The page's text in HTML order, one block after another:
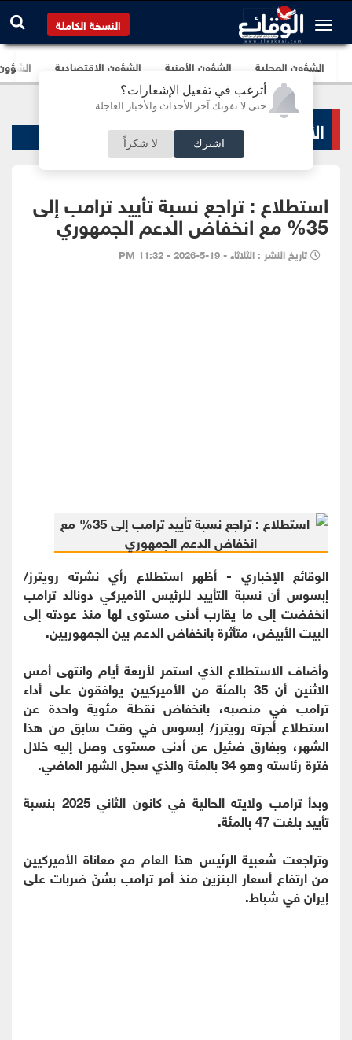
أترغب في تفعيل الإشعارات؟
حتى لا تفوتك آخر الأحداث والأخبار العاجلة
اشترك لا شكراً
النسخة الكاملة
الشؤون المحلية الشؤون الأمنية الشؤون الإقتصادية
الأخبار السياسية
استطلاع : تراجع نسبة تأييد ترامب إلى
35% مع انخفاض الدعم الجمهوري
تاريخ النشر : الثلاثاء - 19-5-2026 - 11:32 PM
الوقائع الإخباري - أظهر استطلاع رأي نشرته رويترز/
إبسوس أن نسبة التأييد للرئيس الأميركي دونالد ترامب
انخفضت إلى ما يقارب أدنى مستوى لها منذ عودته إلى
البيت الأبيض، متأثرة بانخفاض الدعم بين الجمهوريين.
وأضاف الاستطلاع الذي استمر لأربعة أيام وانتهى أمس
الاثنين أن 35 بالمئة من الأميركيين يوافقون على أداء
ترامب في منصبه، بانخفاض نقطة مئوية واحدة عن
استطلاع أجرته رويترز/ إبسوس في وقت سابق من هذا
الشهر، وبفارق ضئيل عن أدنى مستوى وصل إليه خلال
فترة رئاسته وهو 34 بالمئة والذي سجل الشهر الماضي.
وبدأ ترامب ولايته الحالية في كانون الثاني 2025 بنسبة
تأييد بلغت 47 بالمئة.
وتراجعت شعبية الرئيس هذا العام مع معاناة الأميركيين
من ارتفاع أسعار البنزين منذ أمر ترامب بشنّ ضربات على
إيران في شباط.